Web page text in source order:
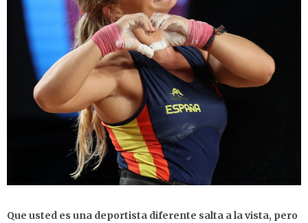
Que usted es una deportista diferente salta a la vista, pero